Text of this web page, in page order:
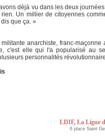
déjà vu dans les deux
Un millier de citoyennes
que ça. »
anarchiste, franc-
c'est elle qui l'a popularisé au
personnalités
LDIF, La Ligue
6 place Saint